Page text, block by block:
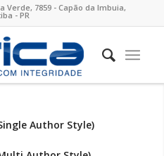
Verde, 7859 - Capão da Imbuia,
- PR
Author Style)